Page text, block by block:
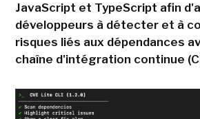
JavaScript et TypeScript afin
développeurs à détecter et à
risques liés aux dépendances
chaîne d'intégration continue